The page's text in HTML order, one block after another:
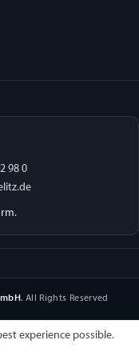
98 0
.
. All Rights Reserved
experience possible.